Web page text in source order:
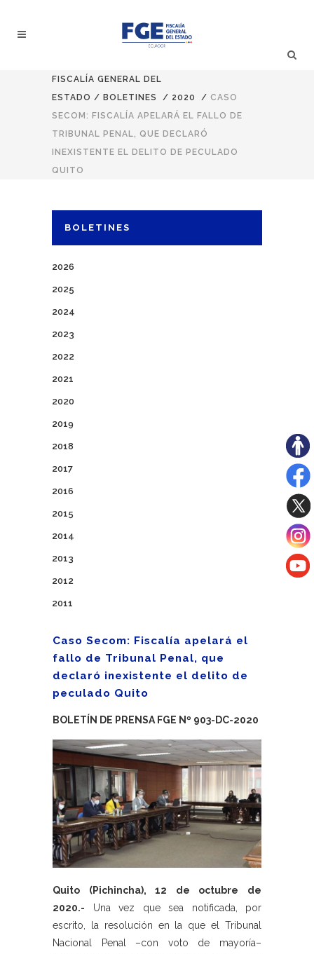
FISCALÍA GENERAL DEL
ESTADO / BOLETINES / 2020 / CASO
SECOM: FISCALÍA APELARÁ EL FALLO DE
TRIBUNAL PENAL, QUE DECLARÓ
INEXISTENTE EL DELITO DE PECULADO
QUITO
BOLETINES
2026
2025
2024
2023
2022
2021
2020
2019
2018
2017
2016
2015
2014
2013
2012
2011
Caso Secom: Fiscalía apelará el
fallo de Tribunal Penal, que
declaró inexistente el delito de
peculado Quito
BOLETÍN DE PRENSA FGE Nº 903-DC-2020
Quito (Pichincha), 12 de octubre de
2020.- Una vez que sea notificada, por
escrito, la resolución en la que el Tribunal
Nacional Penal –con voto de mayoría–